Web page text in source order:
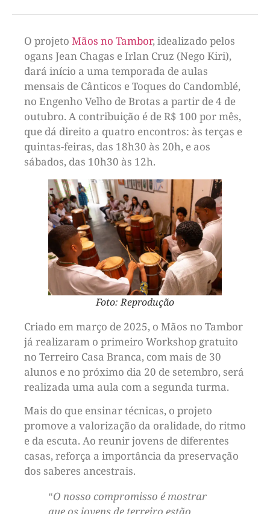
O projeto Mãos no Tambor, idealizado pelos
ogans Jean Chagas e Irlan Cruz (Nego Kiri),
dará início a uma temporada de aulas
mensais de Cânticos e Toques do Candomblé,
no Engenho Velho de Brotas a partir de 4 de
outubro. A contribuição é de R$ 100 por mês,
que dá direito a quatro encontros: às terças e
quintas-feiras, das 18h30 às 20h, e aos
sábados, das 10h30 às 12h.
Foto: Reprodução
Criado em março de 2025, o Mãos no Tambor
já realizaram o primeiro Workshop gratuito
no Terreiro Casa Branca, com mais de 30
alunos e no próximo dia 20 de setembro, será
realizada uma aula com a segunda turma.
Mais do que ensinar técnicas, o projeto
promove a valorização da oralidade, do ritmo
e da escuta. Ao reunir jovens de diferentes
casas, reforça a importância da preservação
dos saberes ancestrais.
“O nosso compromisso é mostrar